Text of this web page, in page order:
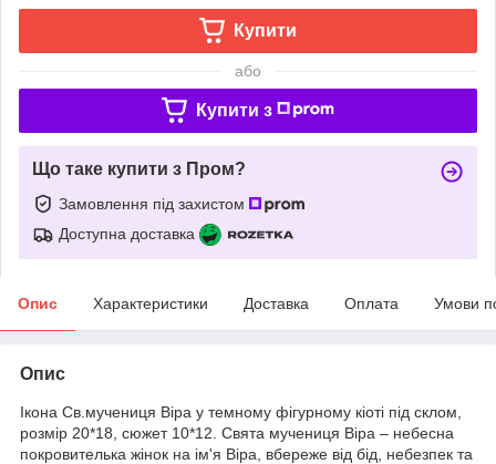
Купити
або
Купити з
Що таке купити з Пром?
Замовлення під захистом
Доступна доставка
Опис Характеристики Доставка Оплата Умови
Опис
Ікона Св.мучениця Віра у темному фігурному кіоті під склом,
розмір 20*18, сюжет 10*12. Свята мучениця Віра – небесна
покровителька жінок на ім'я Віра, вбереже від бід, небезпек та